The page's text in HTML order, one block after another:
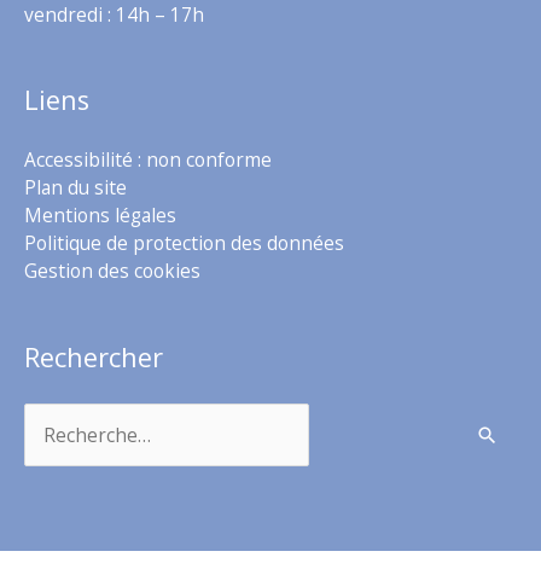
vendredi : 14h – 17h
Liens
Accessibilité : non conforme
Plan du site
Mentions légales
Politique de protection des données
Gestion des cookies
Rechercher